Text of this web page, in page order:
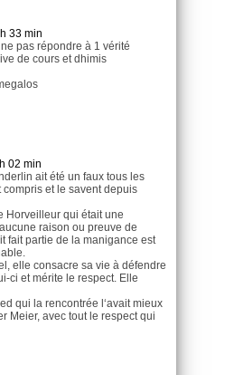
33 min
pas répondre à 1 vérité
de cours et dhimis
02 min
ait été un faux tous les
compris et le savent depuis
Horveilleur qui était une
raison ou preuve de
fait partie de la manigance est
elle consacre sa vie à défendre
ci et mérite le respect. Elle
qui la rencontrée l‘avait mieux
Meier, avec tout le respect qui